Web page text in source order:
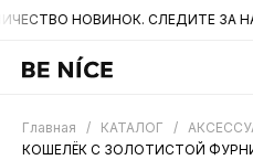
СЛЕДИТЕ ЗА
Главная / КАТАЛОГ /
КОШЕЛЁК С ЗОЛОТИСТОЙ